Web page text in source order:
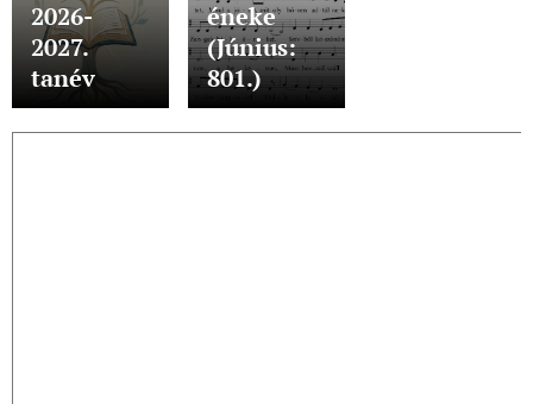
2026-
2027.
tanév
éneke
(Június:
801.)